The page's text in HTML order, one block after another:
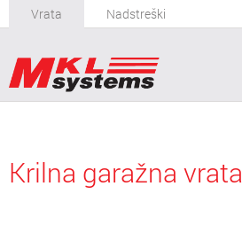
Vrata Nadstreški
Krilna garažna vrata